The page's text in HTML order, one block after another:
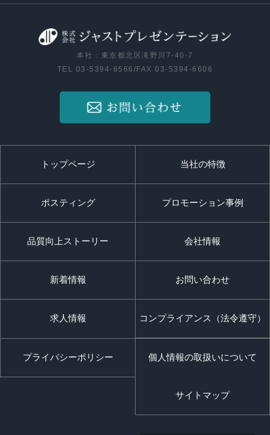
本社：東京都北区滝野川7-40-7
TEL 03-5394-6566/FAX 03-5394-6606
トップページ 当社の特徴
ポスティング プロモーション事例
品質向上ストーリー 会社情報
新着情報 お問い合わせ
求人情報 コンプライアンス（法令遵守）
プライバシーポリシー 個人情報の取扱いについて
サイトマップ